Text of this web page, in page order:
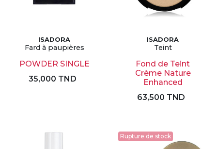
ISADORA
Fard à paupières
POWDER SINGLE
35,000 TND
ISADORA
Teint
Fond de Teint
Crème Nature
Enhanced
63,500 TND
Rupture de stock